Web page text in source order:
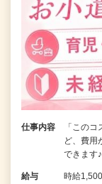
仕事内容
「この
ど、費用
できます
給与
時給